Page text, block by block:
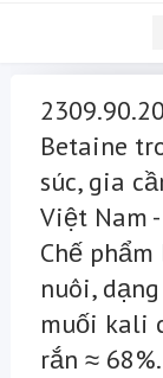
Betaine
súc, gia
Việt Nam
Chế
nuôi,
muối kali
rắn ≈ 68%.